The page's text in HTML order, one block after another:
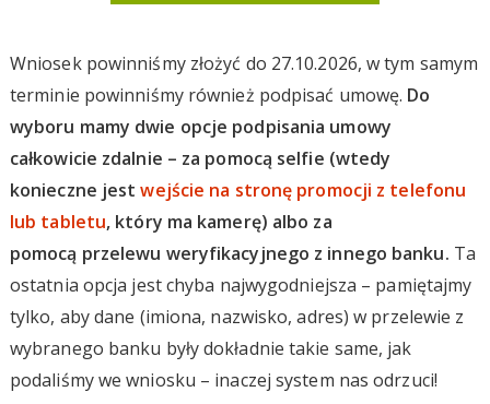
Wniosek powinniśmy złożyć do 27.10.2026, w tym samym
terminie powinniśmy również podpisać umowę. Do
wyboru mamy dwie opcje podpisania umowy
całkowicie zdalnie – za pomocą selfie (wtedy
konieczne jestwejście na stronę promocji z telefonu
lub tabletu, który ma kamerę) albo za
pomocą przelewu weryfikacyjnego z innego banku. Ta
ostatnia opcja jest chyba najwygodniejsza – pamiętajmy
tylko, aby dane (imiona, nazwisko, adres) w przelewie z
wybranego banku były dokładnie takie same, jak
podaliśmy we wniosku – inaczej system nas odrzuci!